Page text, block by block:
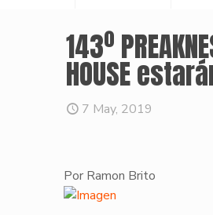
143º
HOUSE
7 May, 2019
Por Ramon Brito